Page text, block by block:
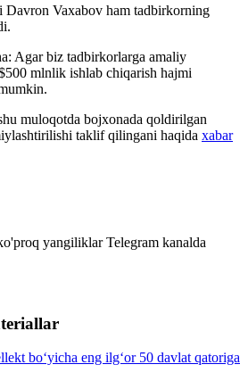
Davron Vaxabov ham tadbirkorning
Agar biz tadbirkorlarga amaliy
mlnlik ishlab chiqarish hajmi
muloqotda bojxonada qoldirilgan
taklif qilingani haqida xabar
yangiliklar Telegram kanalda